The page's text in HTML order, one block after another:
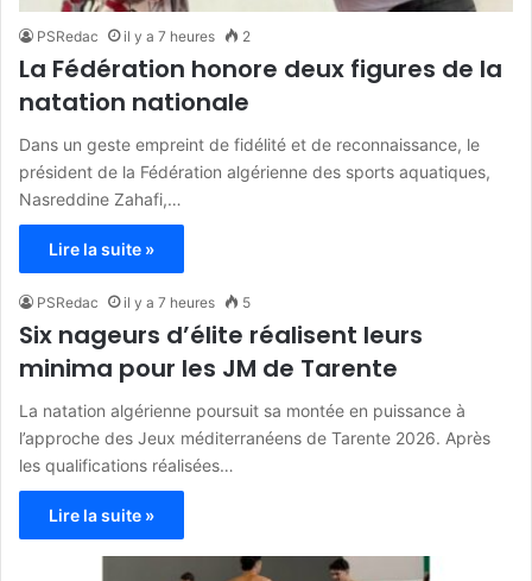
PSRedac il y a 7 heures 2
La Fédération honore deux figures de la
natation nationale
Dans un geste empreint de fidélité et de reconnaissance, le
président de la Fédération algérienne des sports aquatiques,
Nasreddine Zahafi,…
Lire la suite »
PSRedac il y a 7 heures 5
Six nageurs d’élite réalisent leurs
minima pour les JM de Tarente
La natation algérienne poursuit sa montée en puissance à
l’approche des Jeux méditerranéens de Tarente 2026. Après
les qualifications réalisées…
Lire la suite »